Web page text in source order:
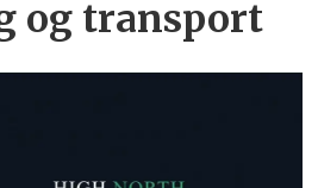
og transport